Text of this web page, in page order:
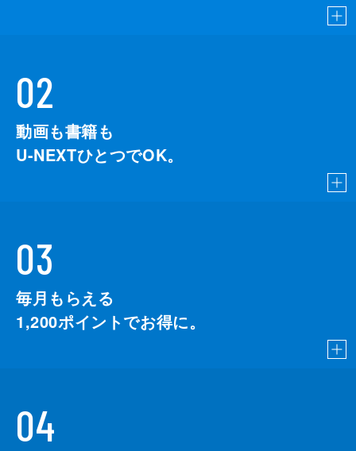
02
動画も書籍も
U-NEXTひとつでOK。
03
毎月もらえる
1,200ポイントでお得に。
04